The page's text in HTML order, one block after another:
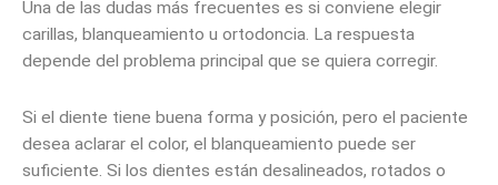
Una de las dudas más frecuentes es si conviene elegir
carillas, blanqueamiento u ortodoncia. La respuesta
depende del problema principal que se quiera corregir.
Si el diente tiene buena forma y posición, pero el paciente
desea aclarar el color, el blanqueamiento puede ser
suficiente. Si los dientes están desalineados, rotados o